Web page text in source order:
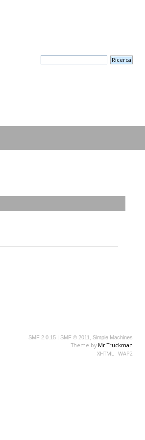
SMF 2.0.15 | SMF © 2011 Simple Machines
Theme by Mr.Truckman
XHTML
WAP2